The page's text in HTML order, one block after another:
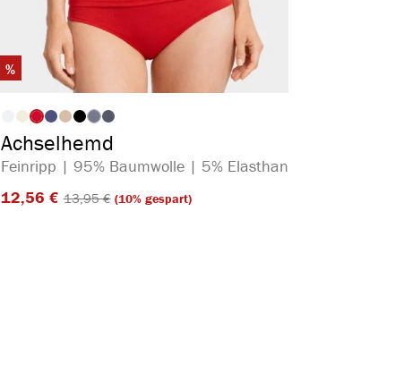
%
Artikelfarbeauswählen
(Diese Option ist zurzeit nicht verfügbar.)
Achselhemd
Feinripp | 95% Baumwolle | 5% Elasthan
12,56 €​ 13,95 €​(10% gespart)